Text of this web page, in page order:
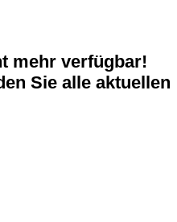
mehr verfügbar!
Sie alle aktuellen